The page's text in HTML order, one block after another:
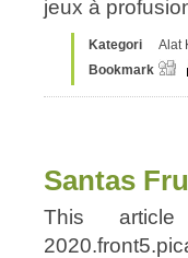
jeux à
Kategori
Alat
Bookmark
Santas
This